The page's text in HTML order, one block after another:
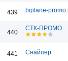
439 biplane-
440
СТК-ПРОМО
441 Снайпер